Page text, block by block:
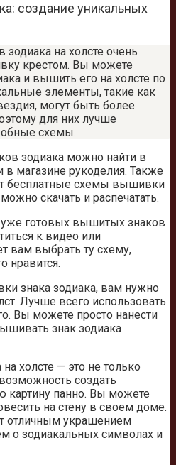
создание уникальных
на холсте очень
крестом. Вы можете
и вышить его на холсте по
элементы, такие как
могут быть более
для них лучше
схемы.
зодиака можно найти в
в магазине рукоделия. Также
бесплатные схемы вышивки
скачать и распечатать.
готовых вышитых знаков
к видео или
вам выбрать ту схему,
нравится.
знака зодиака, вам нужно
Лучше всего использовать
Вы можете просто нанести
знак зодиака
холсте — это не только
создать
картину панно. Вы можете
на стену в своем доме.
отличным украшением
о зодиакальных символах и